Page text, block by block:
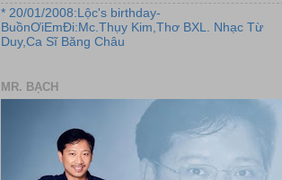
* 20/01/2008:Lộc's birthday-
BuồnƠiEmĐi:Mc.Thụy Kim,Thơ BXL. Nhạc Từ
Duy,Ca Sĩ Băng Châu
MR. BẠCH